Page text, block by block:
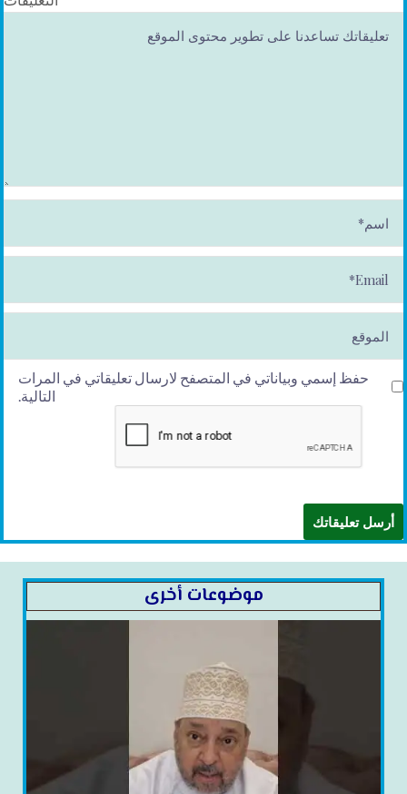
م
*
ai
l*
حفظ إسمي وبياناتي في المتصفح لارسال تعليقاتي في المرات
التالية.
موضوعات أخرى